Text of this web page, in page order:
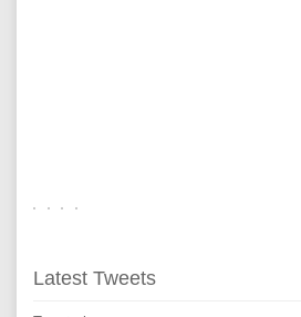
Latest Tweets